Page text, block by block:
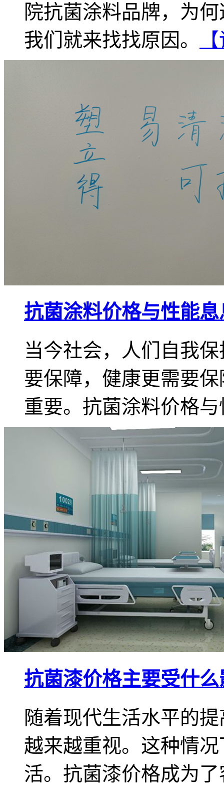
院抗菌涂料品牌，为
我们就来找找原因。
抗菌涂料价格与性能
当今社会，人们自我
要保障，健康更需要
重要。抗菌涂料价格
抗菌漆价格主要受什么
随着现代生活水平的
越来越重视。这种情
活。抗菌漆价格成为